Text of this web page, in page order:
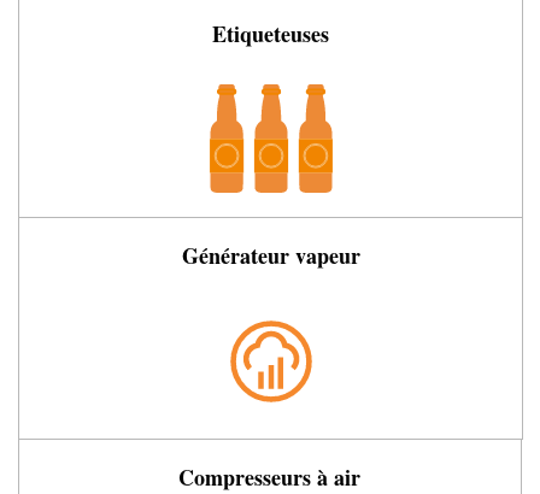
Etiqueteuses
Générateur vapeur
Compresseurs à air